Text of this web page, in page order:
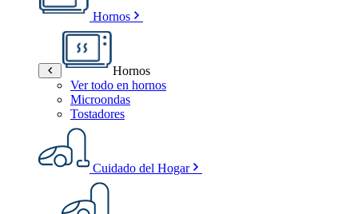
Hornos
Hornos
Ver todo en hornos
Microondas
Tostadores
Cuidado del Hogar